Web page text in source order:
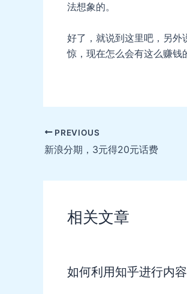
法想象的。
好了，就说到这里吧，另外
惊，现在怎么会有这么赚钱
Post
navigation
PREVIOUS
新浪分期，3元得20元话费
相关文章
如何利用知乎进行内